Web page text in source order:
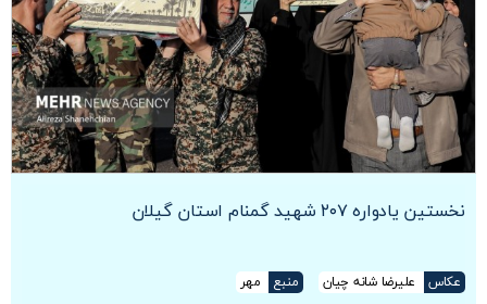
نخستین یادواره ۲۰۷ شهید گمنام استان گیلان
عکاس علیرضا شانه چیان منبع
مهر